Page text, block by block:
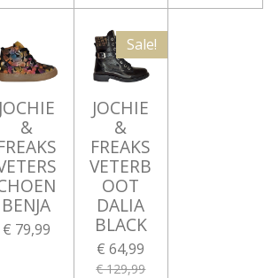
JOCHIE
&
BENJA
€ 79,99
Sale!
JOCHIE
&
FREAKS
VETERB
OOT
DALIA
BLACK
€ 64,99
€ 129,99